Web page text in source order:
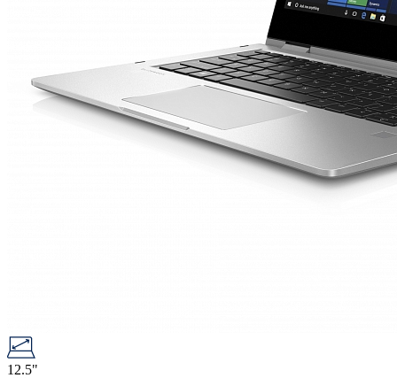
12.5"